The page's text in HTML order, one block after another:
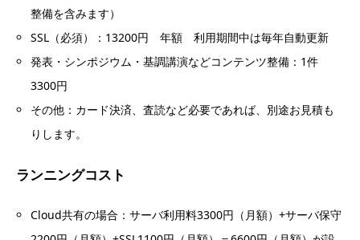
整備を含みます）
SSL（必須）：13200円 年額 利用期間中は毎年自動更新
発表・シンポジウム・基調講演などコンテンツ整備：1件
3300円
その他：カード決済、査読など必要であれば、別途お見積も
りします。
ランニングコスト
Cloud共有の場合：サーバ利用料3300円（月額）+サーバ保守